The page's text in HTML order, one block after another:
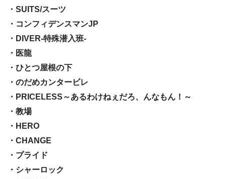
・SUITS/スーツ
・コンフィデンスマンJP
・DIVER-特殊潜入班-
・医龍
・ひとつ屋根の下
・のだめカンタービレ
・PRICELESS～あるわけねぇだろ、んなもん！～
・教場
・HERO
・CHANGE
・プライド
・シャーロック